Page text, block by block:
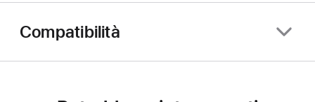
Compatibilità